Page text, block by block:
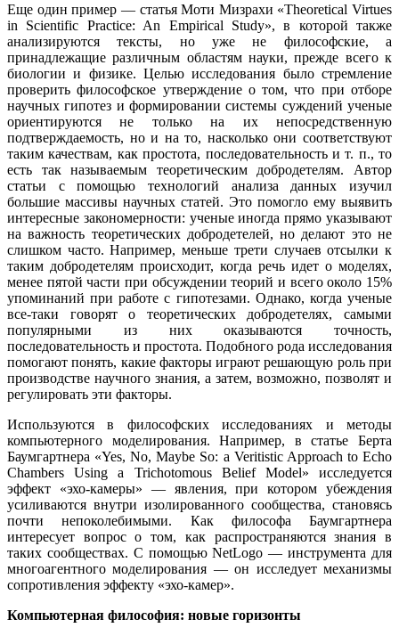
Еще один пример — статья Моти Мизрахи «Theoretical Virtues
in Scientific Practice: An Empirical Study», в которой также
анализируются тексты, но уже не философские, а
принадлежащие различным областям науки, прежде всего к
биологии и физике. Целью исследования было стремление
проверить философское утверждение о том, что при отборе
научных гипотез и формировании системы суждений ученые
ориентируются не только на их непосредственную
подтверждаемость, но и на то, насколько они соответствуют
таким качествам, как простота, последовательность и т. п., то
есть так называемым теоретическим добродетелям. Автор
статьи с помощью технологий анализа данных изучил
большие массивы научных статей. Это помогло ему выявить
интересные закономерности: ученые иногда прямо указывают
на важность теоретических добродетелей, но делают это не
слишком часто. Например, меньше трети случаев отсылки к
таким добродетелям происходит, когда речь идет о моделях,
менее пятой части при обсуждении теорий и всего около 15%
упоминаний при работе с гипотезами. Однако, когда ученые
все-таки говорят о теоретических добродетелях, самыми
популярными из них оказываются точность,
последовательность и простота. Подобного рода исследования
помогают понять, какие факторы играют решающую роль при
производстве научного знания, а затем, возможно, позволят и
регулировать эти факторы.
Используются в философских исследованиях и методы
компьютерного моделирования. Например, в статье Берта
Баумгартнера «Yes, No, Maybe So: a Veritistic Approach to Echo
Chambers Using a Trichotomous Belief Model» исследуется
эффект «эхо-камеры» — явления, при котором убеждения
усиливаются внутри изолированного сообщества, становясь
почти непоколебимыми. Как философа Баумгартнера
интересует вопрос о том, как распространяются знания в
таких сообществах. С помощью NetLogo — инструмента для
многоагентного моделирования — он исследует механизмы
сопротивления эффекту «эхо-камер».
Компьютерная философия: новые горизонты